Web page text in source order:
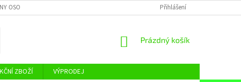
OSOBNÍCH ÚDAJŮ Přihlášení
NÁKUPNÍ
Prázdný košík
ZBOŽÍ
VÝPRODEJ